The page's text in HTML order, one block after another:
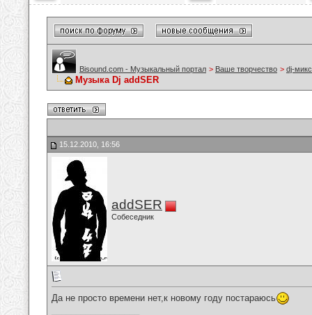
Bisound.com - Музыкальный портал > Ваше творчество > dj-
Музыка Dj addSER
15.12.2010, 16:56
addSER
Собеседник
Да не просто времени нет,к новому году постараюсь